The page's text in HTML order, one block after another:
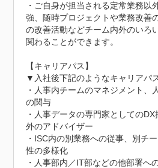
・ご自身が担当される定常業務以
強、随時プロジェクトや業務改善
の改善活動などチーム内外のいろ
関わることができます。
【キャリアパス】
▼入社後下記のようなキャリアパ
・人事内チームのマネジメント、
の関与
・人事データの専門家としての
外のアドバイザー
・ISC内の別業務への従事、別チ
性の多様化
・人事部内／IT部などの他部署へ